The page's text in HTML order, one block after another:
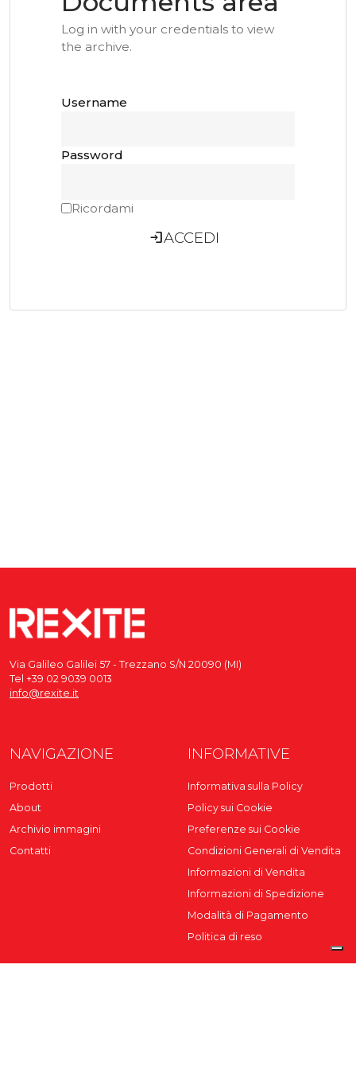
Log in with your credentials to view
the archive.
Username
Password
Ricordami
loginACCEDI
Via Galileo Galilei 57 - Trezzano S/N 20090 (MI)
Tel +39 02 9039 0013
info@rexite.it
NAVIGAZIONE
Prodotti
About
Archivio immagini
Contatti
INFORMATIVE
Informativa sulla Policy
Policy sui Cookie
Preferenze sui Cookie
Condizioni Generali di Vendita
Informazioni di Vendita
Informazioni di Spedizione
Modalità di Pagamento
Politica di reso